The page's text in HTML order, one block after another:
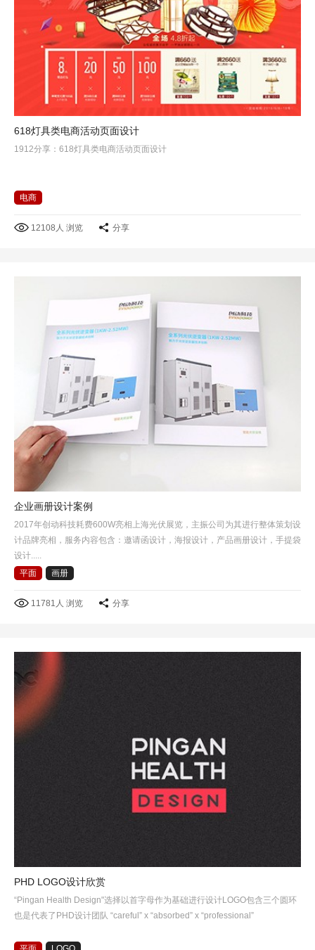
618灯具类电商活动页面设计
1912分享：618灯具类电商活动页面设计
电商
12108人 浏览 分享
企业画册设计案例
2017年创动科技耗费600W亮相上海光伏展览，主振公司为其进行整体策划设
计品牌亮相，服务内容包含：邀请函设计，海报设计，产品画册设计，手提袋
设计.....
平面
画册
11781人 浏览 分享
PHD LOGO设计欣赏
“Pingan Health Design"选择以首字母作为基础进行设计LOGO包含三个圆环
也是代表了PHD设计团队 “careful” x “absorbed” x “professional”